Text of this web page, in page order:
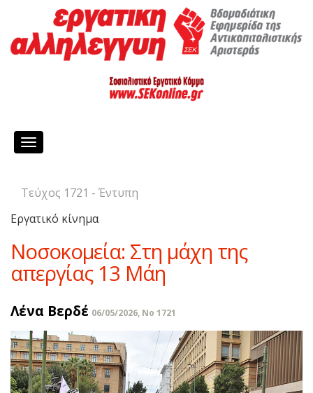
Toggle
Τεύχος 1721 - Έντυπη
Εργατικό κίνημα
Νοσοκομεία: Στη μάχη της
απεργίας 13 Μάη
Λένα Βερδέ 06/05/2026, No 1721